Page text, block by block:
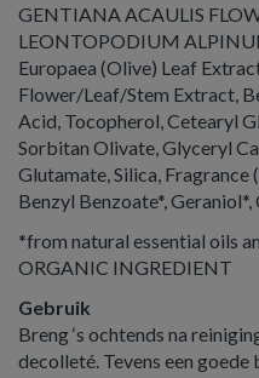
GENTIANA ACAULIS
LEONTOPODIUM
Europaea (Olive) Leaf
Flower/Leaf/Stem Extract,
Acid, Tocopherol, Cetearyl
Sorbitan Olivate, Glyceryl
Glutamate, Silica, Fragrance
Benzyl Benzoate*, Geraniol*,
*from natural essential oils
ORGANIC INGREDIENT
Gebruik
Breng ‘s ochtends na
decolleté. Tevens een goede